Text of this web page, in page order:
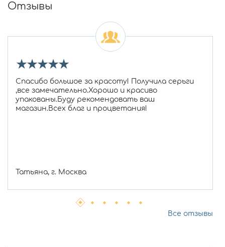
Отзывы
★★★★★
Спасибо большое за красоту! Получила серьги
,все замечательно.Хорошо и красиво
упакованы.Буду рекомендовать ваш
магазин.Всех благ и процветания!
Татьяна, г. Москва
Все отзывы